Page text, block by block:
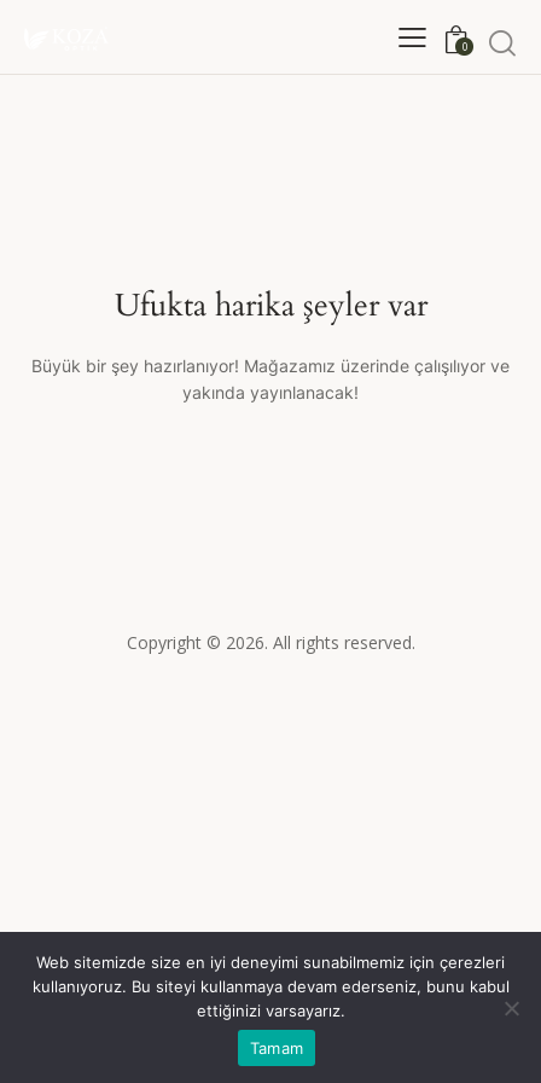
0
Ufukta harika şeyler var
Büyük bir şey hazırlanıyor! Mağazamız üzerinde çalışılıyor ve
yakında yayınlanacak!
Copyright © 2026. All rights reserved.
Web sitemizde size en iyi deneyimi sunabilmemiz için çerezleri
kullanıyoruz. Bu siteyi kullanmaya devam ederseniz, bunu kabul
ettiğinizi varsayarız.
Tamam